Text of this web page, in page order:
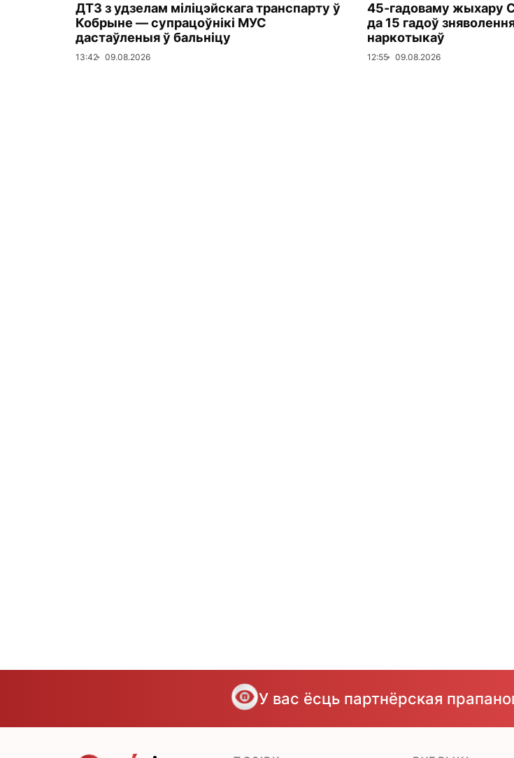
ДТЗ з удзелам міліцэйскага транспарту ў
Кобрыне — супрацоўнікі МУС
дастаўленыя ў бальніцу
13:42 09.08.2026
45-гадоваму жыхару
да 15 гадоў
наркотыкаў
12:55 09.08.2026
У вас ёсць партнёрская